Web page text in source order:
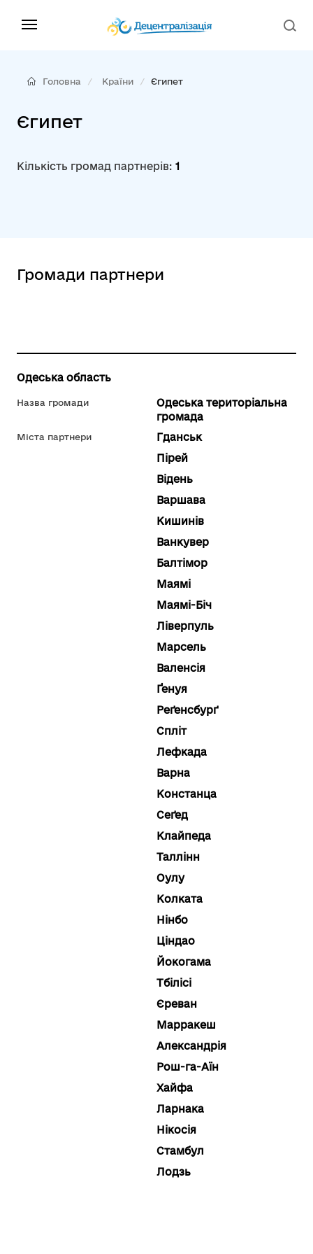
Головна Країни Єгипет
Єгипет
Кількість громад партнерів: 1
Громади партнери
Одеська область
Назва громади
Одеська територіальна
громада
Міста партнери
Гданськ
Пірей
Відень
Варшава
Кишинів
Ванкувер
Балтімор
Маямі
Маямі-Біч
Ліверпуль
Марсель
Валенсія
Ґенуя
Реґенсбурґ
Спліт
Лефкада
Варна
Констанца
Сеґед
Клайпеда
Таллінн
Оулу
Колката
Нінбо
Ціндао
Йокогама
Тбілісі
Єреван
Марракеш
Александрія
Рош-га-Аїн
Хайфа
Ларнака
Нікосія
Стамбул
Лодзь